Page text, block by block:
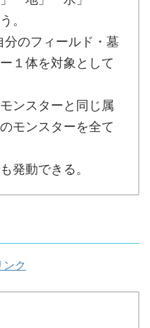
。
のフィールド・墓
１体を対象として
ンスターと同じ属
モンスターを全て
発動できる。